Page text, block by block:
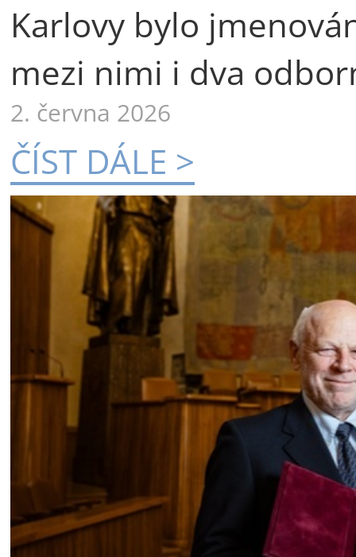
Karlovy bylo
mezi nimi i dva
2. června 2026
ČÍST DÁLE >